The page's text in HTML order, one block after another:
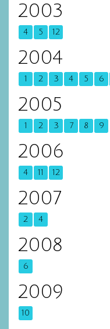
2003
4 5 12
2004
1 2 3 4 5 6
2005
1 2 3 7 8 9
2006
4 11 12
2007
2 4
2008
6
2009
10